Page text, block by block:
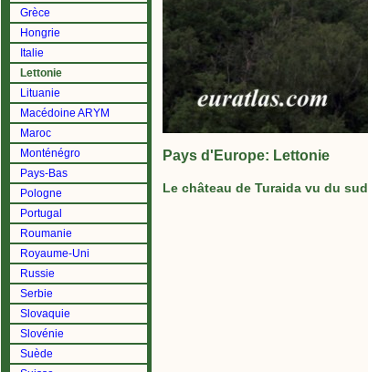
Grèce
Hongrie
Italie
Lettonie
Lituanie
Macédoine ARYM
Maroc
Monténégro
Pays-Bas
Pologne
Portugal
Roumanie
Royaume-Uni
Russie
Serbie
Slovaquie
Slovénie
Suède
Pays d'Europe: Lettonie
Le château de Turaida vu du sud